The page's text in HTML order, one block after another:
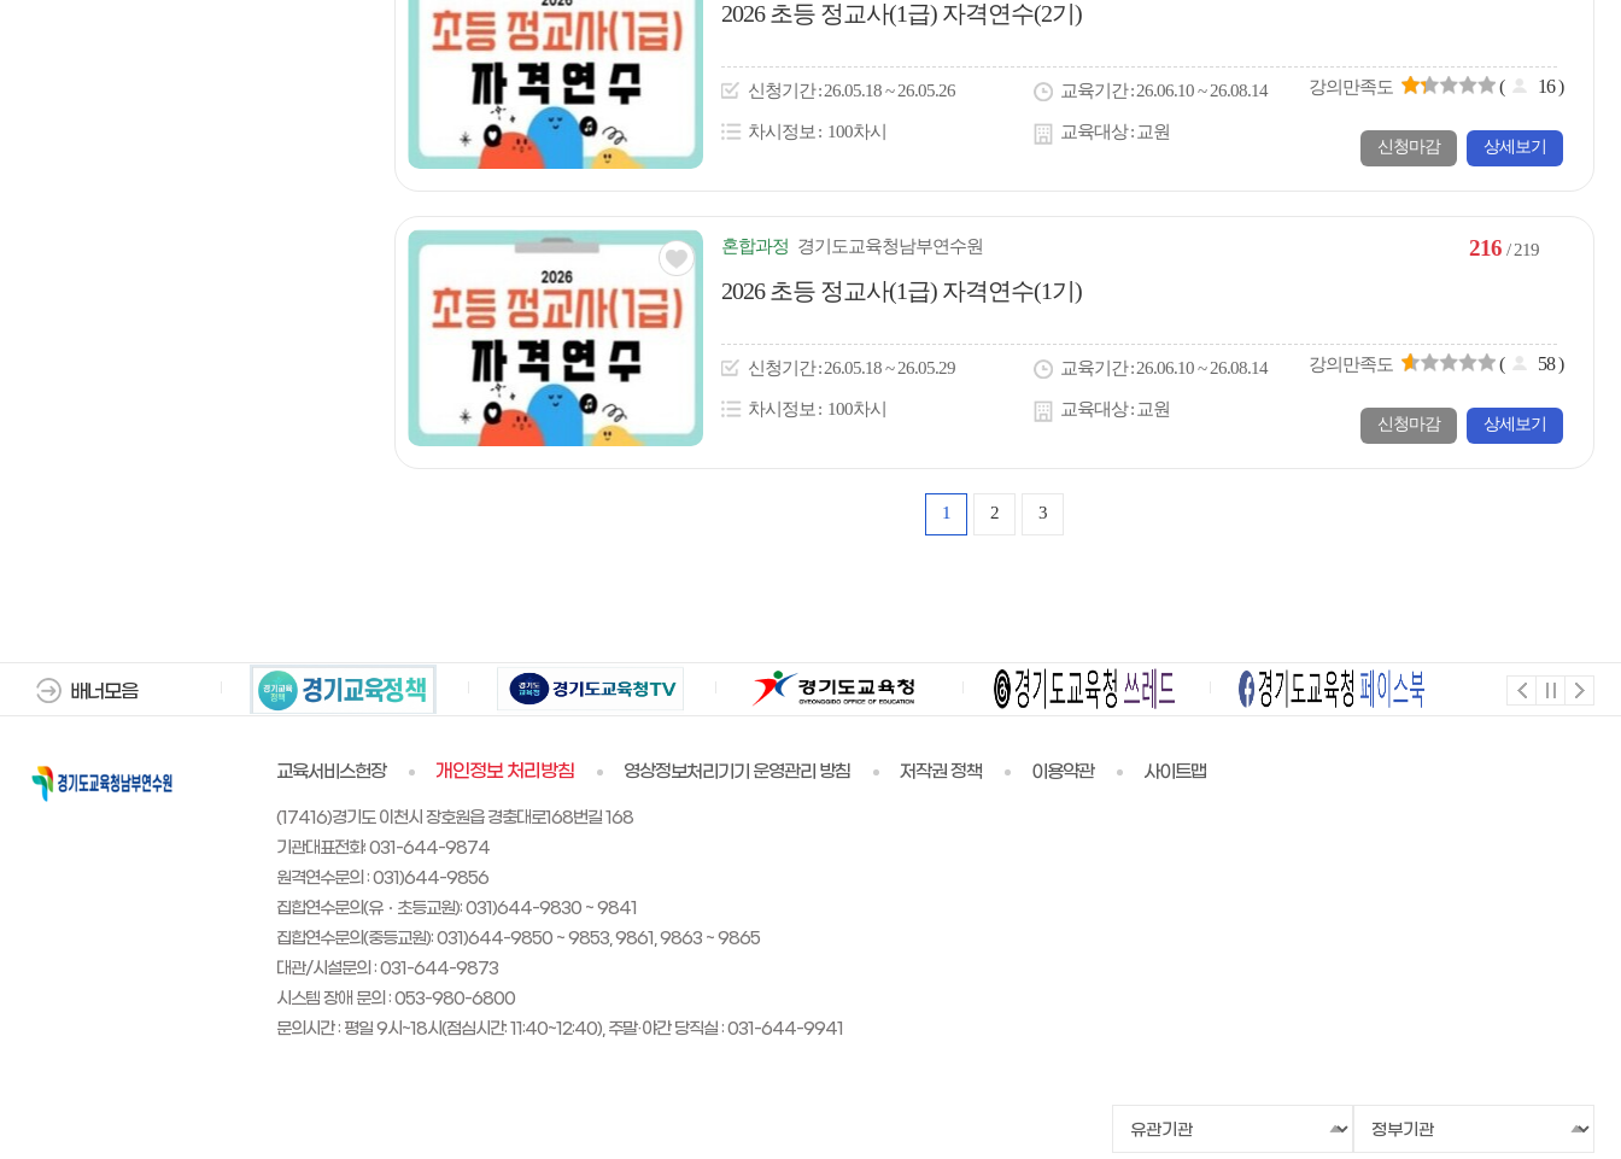
아
2026 초등 정교사(1급) 자격연수(2기)
신청기간 26.05.18 ~ 26.05.26 교육기간 26.06.10 ~ 26.08.14
차시정보 100차시 교육대상 교원
강의만족도 ( 16)
신청마감 상세보기
혼합과정 경기도교육청남부연수원
관심
아
2026 초등 정교사(1급) 자격연수(1기)
신청기간 26.05.18 ~ 26.05.29 교육기간 26.06.10 ~ 26.08.14
차시정보 100차시 교육대상 교원
강의만족도 ( 58)
216 / 219
신청마감 상세보기
1 2 3
배너모음
교육서비스헌장 개인정보 처리방침 영상정보처리기기 운영관리 방침 저작권 정책 이용약관 사이트맵
(17416)경기도 이천시 장호원읍 경충대로168번길 168
기관대표전화: 031-644-9874
원격연수문의 : 031)644-9856
집합연수문의(유ㆍ초등교원): 031)644-9830 ~ 9841
집합연수문의(중등교원): 031)644-9850 ~ 9853, 9861, 9863 ~ 9865
대관/시설문의 : 031-644-9873
시스템 장애 문의 : 053-980-6800
문의시간 : 평일 9시~18시(점심시간: 11:40~12:40), 주말·야간 당직실 : 031-644-9941